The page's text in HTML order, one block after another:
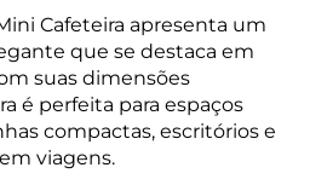
Cafeteira apresenta um
que se destaca em
suas dimensões
é perfeita para espaços
compactas, escritórios e
viagens.